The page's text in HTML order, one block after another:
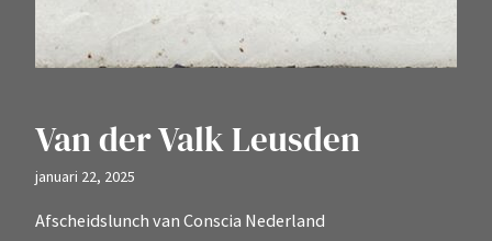
Van der Valk Leusden
januari 22, 2025
Afscheidslunch van Conscia Nederland